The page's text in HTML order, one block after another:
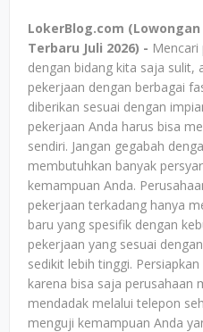
LokerBlog.com (Lowongan
Terbaru Juli 2026) - Mencari
dengan bidang kita saja sulit,
pekerjaan dengan berbagai
diberikan sesuai dengan
pekerjaan Anda harus bisa
sendiri. Jangan gegabah
membutuhkan banyak
kemampuan Anda.
pekerjaan terkadang hanya
baru yang spesifik dengan
pekerjaan yang sesuai
sedikit lebih tinggi.
karena bisa saja perusahaan
mendadak melalui telepon
menguji kemampuan Anda